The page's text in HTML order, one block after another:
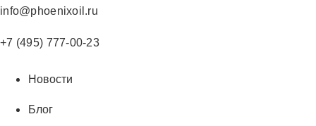
Перейти
содержимому
info@phoenixoil.ru
+7 (495) 777-00-23
Новости
Блог